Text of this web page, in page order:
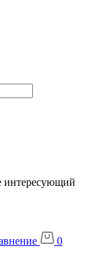
интересующий
0